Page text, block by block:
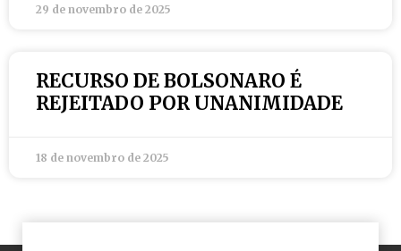
29 de novembro de 2025
RECURSO DE BOLSONARO É
REJEITADO POR UNANIMIDADE
18 de novembro de 2025